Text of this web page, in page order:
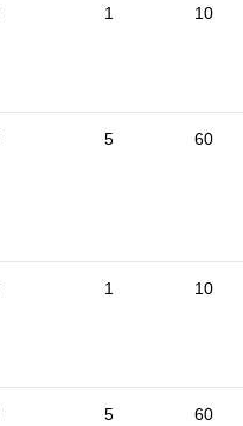
1 10
5 60
1 10
5 60